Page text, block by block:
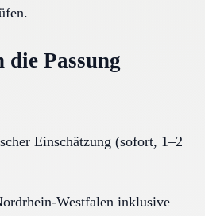
die Passung
Einschätzung (sofort, 1–2
Westfalen inklusive